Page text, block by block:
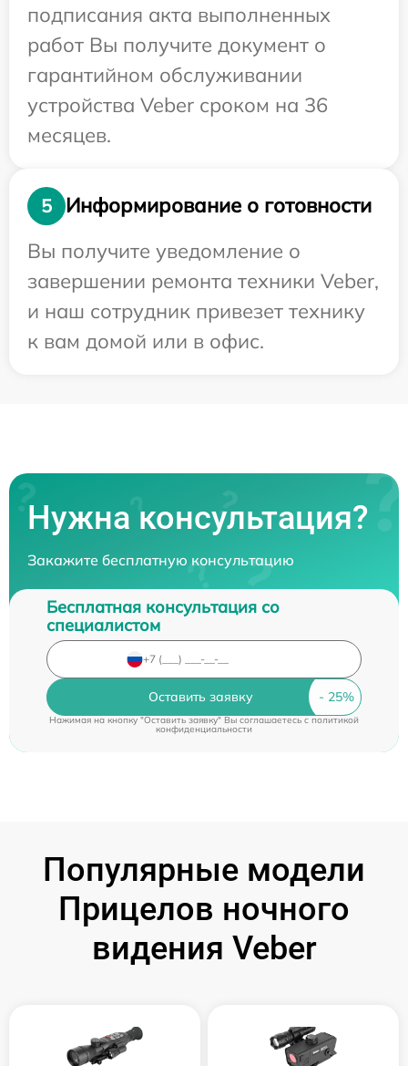
подписания акта выполненных
работ Вы получите документ о
гарантийном обслуживании
устройства Veber сроком на 36
месяцев.
5
Информирование о готовности
Вы получите уведомление о
завершении ремонта техники Veber,
и наш сотрудник привезет технику
к вам домой или в офис.
Нужна консультация?
Закажите бесплатную консультацию
Бесплатная консультация со
специалистом
Оставить заявку
Нажимая на кнопку "Оставить заявку" Вы соглашаетесь cполитикой
конфиденциальности
Популярные модели
Прицелов ночного
видения Veber